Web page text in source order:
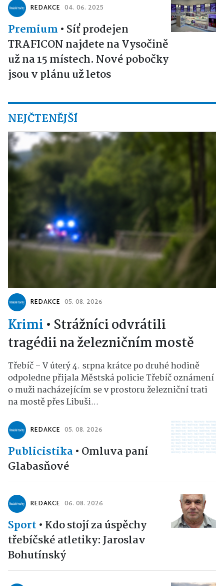
REDAKCE 04. 06. 2025
Premium • Síť prodejen
TRAFICON najdete na Vysočině
už na 15 místech. Nové pobočky
jsou v plánu už letos
NEJČTENĚJŠÍ
REDAKCE 05. 08. 2026
Krimi • Strážníci odvrátili
tragédii na železničním mostě
Třebíč – V úterý 4. srpna krátce po druhé hodině
odpoledne přijala Městská policie Třebíč oznámení
o muži nacházejícím se v prostoru železniční trati
na mostě přes Libuši...
REDAKCE 05. 08. 2026
Publicistika• Omluva paní
Glabasňové
REDAKCE 06. 08. 2026
Sport • Kdo stojí za úspěchy
třebíčské atletiky: Jaroslav
Bohutínský